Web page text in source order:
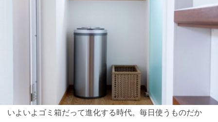
いよいよゴミ箱だって進化する時代。毎日使うものだか